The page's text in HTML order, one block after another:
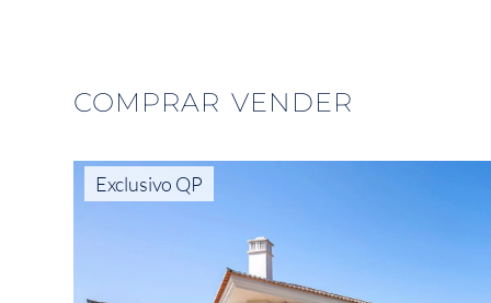
COMPRAR VENDER
Exclusivo QP